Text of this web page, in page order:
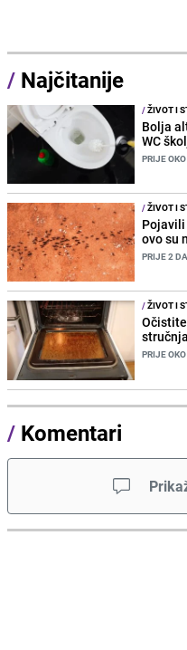
/ Najčitanije
/ŽIVOT I
Bolja
WC
PRIJE
/ŽIVOT I
Pojavili
ovo su
PRIJE 2
/ŽIVOT I
PRIJE
/ Komentari